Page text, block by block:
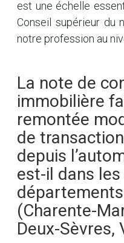
est une échelle
Conseil supérieur du
notre profession au
La note de
immobilière
remontée
de
depuis
est-il dans
(Charente-
Deux-Sèvres,